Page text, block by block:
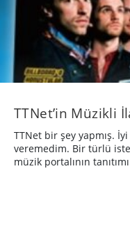
TTNet’in Müzikli
TTNet bir şey yapmış.
veremedim. Bir türlü
müzik portalının